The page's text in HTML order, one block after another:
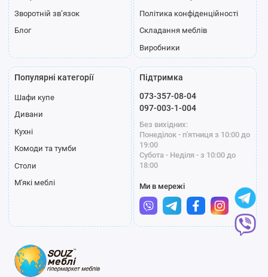
Зворотній зв’язок
Блог
Політика конфіденційності
Складання меблів
Виробники
Популярні категорії
Шафи купе
Дивани
Кухні
Комоди та тумби
Столи
М'які меблі
Підтримка
073-357-08-04
097-003-1-004
Без вихідних:
Понеділок - п'ятниця з 10:00 до
19:00
Субота - Неділя - з 10:00 до
18:00
Ми в мережі